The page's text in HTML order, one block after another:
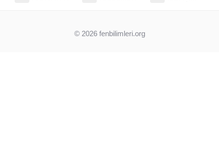
© 2026 fenbilimleri.org